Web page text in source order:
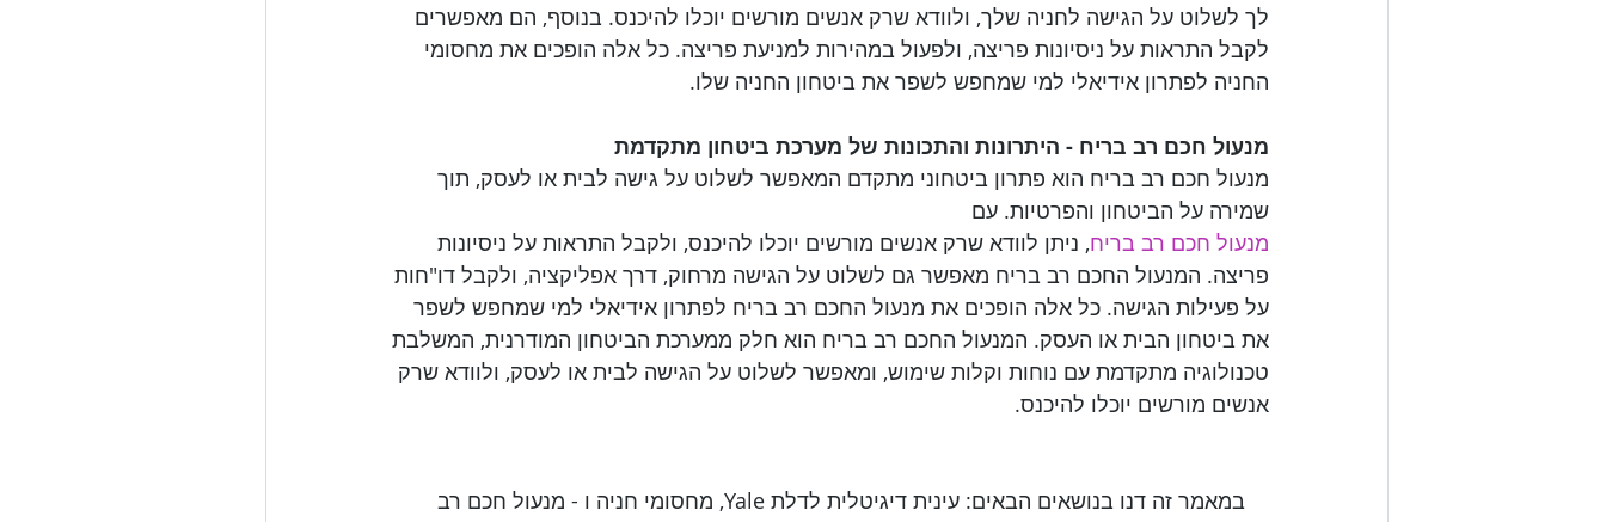
לך לשלוט על הגישה לחניה שלך, ולוודא שרק אנשים מורשים יוכלו להיכנס. בנוסף, הם מאפשרים
לקבל התראות על ניסיונות פריצה, ולפעול במהירות למניעת פריצה. כל אלה הופכים את מחסומי
החניה לפתרון אידיאלי למי שמחפש לשפר את ביטחון החניה שלו.
מנעול חכם רב בריח - היתרונות והתכונות של מערכת ביטחון מתקדמת
מנעול חכם רב בריח הוא פתרון ביטחוני מתקדם המאפשר לשלוט על גישה לבית או לעסק, תוך
שמירה על הביטחון והפרטיות. עם
מנעול חכם רב בריח, ניתן לוודא שרק אנשים מורשים יוכלו להיכנס, ולקבל התראות על ניסיונות
פריצה. המנעול החכם רב בריח מאפשר גם לשלוט על הגישה מרחוק, דרך אפליקציה, ולקבל דו"חות
על פעילות הגישה. כל אלה הופכים את מנעול החכם רב בריח לפתרון אידיאלי למי שמחפש לשפר
את ביטחון הבית או העסק. המנעול החכם רב בריח הוא חלק ממערכת הביטחון המודרנית, המשלבת
טכנולוגיה מתקדמת עם נוחות וקלות שימוש, ומאפשר לשלוט על הגישה לבית או לעסק, ולוודא שרק
אנשים מורשים יוכלו להיכנס.
    במאמר זה דנו בנושאים הבאים: עינית דיגיטלית לדלת Yale, מחסומי חניה ו - מנעול חכם רב